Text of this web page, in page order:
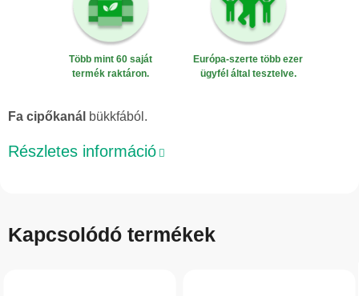
Több mint 60 saját
termék raktáron.
Európa-szerte több ezer
ügyfél által tesztelve.
Fa cipőkanál bükkfából.
Részletes információ
Kapcsolódó termékek